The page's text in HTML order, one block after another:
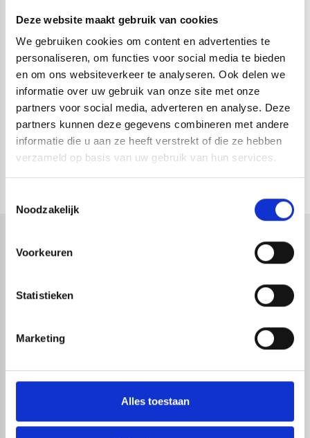
Deze website maakt gebruik van cookies
We gebruiken cookies om content en advertenties te
personaliseren, om functies voor social media te bieden
en om ons websiteverkeer te analyseren. Ook delen we
informatie over uw gebruik van onze site met onze
partners voor social media, adverteren en analyse. Deze
partners kunnen deze gegevens combineren met andere
informatie die u aan ze heeft verstrekt of die ze hebben
verzameld op basis van uw gebruik van hun services.
Noodzakelijk
Voorkeuren
Statistieken
Marketing
Alles toestaan
CDM-15
189,00
Excl. btw 156,20
Kalibratie Caisson VI-
D4
54,45
Excl. btw 45,00
Astek
afstandsmeters en overige inspectie- en
meetapparatuur waarbij kwaliteit en nauwkeurigheid
Protimeter en Merlin Lazer. Daarnaast leveren wij